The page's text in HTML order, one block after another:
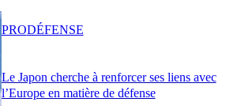
Le Japon cherche à renforcer ses liens avec
l’Europe en matière de défense
PRODÉFENSE